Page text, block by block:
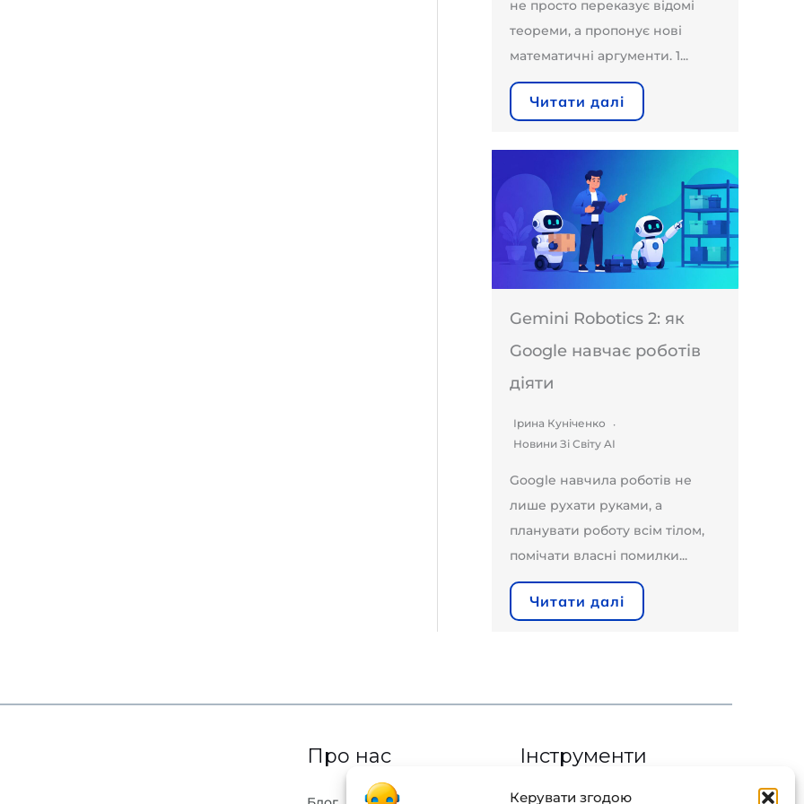
Керувати згодою
не просто переказує відомі
теореми, а пропонує нові
математичні аргументи. 1...
Читати далі
Gemini Robotics 2: як
Google навчає роботів
діяти
Ірина Куніченко
Новини Зі Світу AI
Google навчила роботів не
лише рухати руками, а
планувати роботу всім тілом,
помічати власні помилки...
Читати далі
Про нас Інструменти